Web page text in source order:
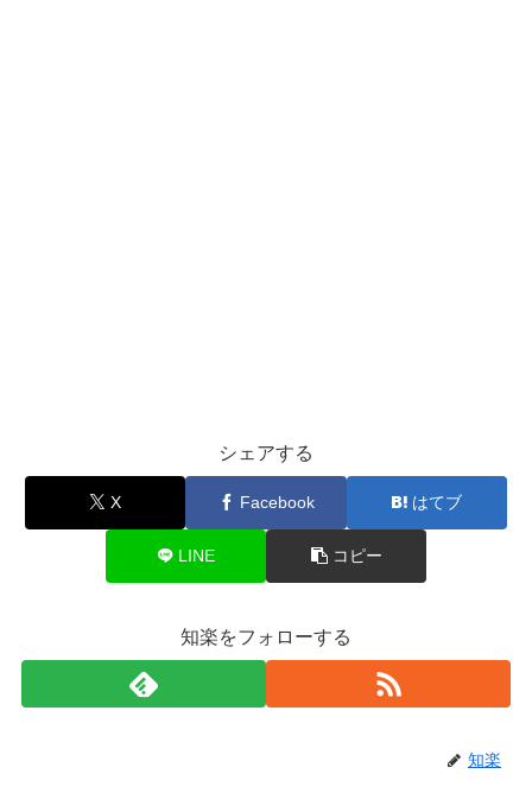
シェアする
X Facebook はてブ
LINE コピー
知楽をフォローする
知楽